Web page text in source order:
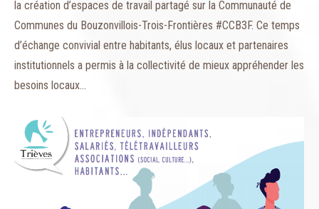
la création d’espaces de travail partagé sur la Communauté de
Communes du Bouzonvillois-Trois-Frontières #CCB3F. Ce temps
d’échange convivial entre habitants, élus locaux et partenaires
institutionnels a permis à la collectivité de mieux appréhender les
besoins locaux…